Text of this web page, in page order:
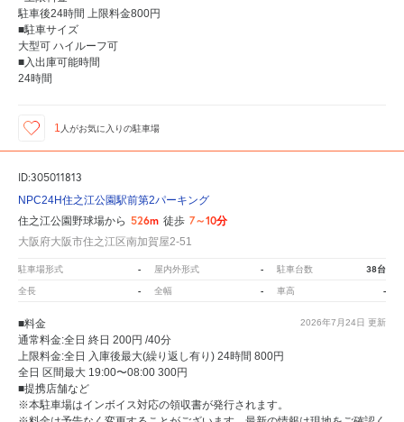
駐車後24時間 上限料金800円
■駐車サイズ
大型可 ハイルーフ可
■入出庫可能時間
24時間
1 人がお気に入りの駐車場
ID:305011813
NPC24H住之江公園駅前第2パーキング
住之江公園野球場から 526m 徒歩 7～10分
大阪府大阪市住之江区南加賀屋2-51
駐車場形式 - 屋内外形式 - 駐車台数 38台
全長 - 全幅 - 車高 -
2026年7月24日 更新
■料金
通常料金:全日 終日 200円 /40分
上限料金:全日 入庫後最大(繰り返し有り) 24時間 800円
全日 区間最大 19:00〜08:00 300円
■提携店舗など
※本駐車場はインボイス対応の領収書が発行されます。